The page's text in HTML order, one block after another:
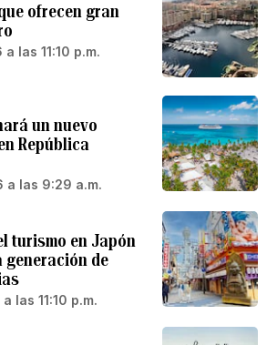
ofrecen gran
las 11:10 p.m.
un nuevo
República
a las 9:29 a.m.
turismo en Japón
generación de
las 11:10 p.m.